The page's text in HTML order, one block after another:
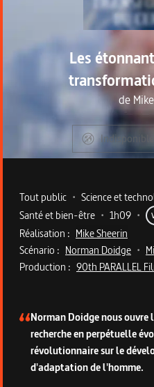
Les
de
Indisponible
Metadata du programme
Tout public • Science et
Santé et bien-être • 1h09 •
Réalisation : Mike Sheerin
Scénario : Norman Doidge •
Production : 90th PARALLEL
Norman Doidge nous ouvre
recherche en perpétuelle
révolutionnaire sur le
d'adaptation de l'homme.